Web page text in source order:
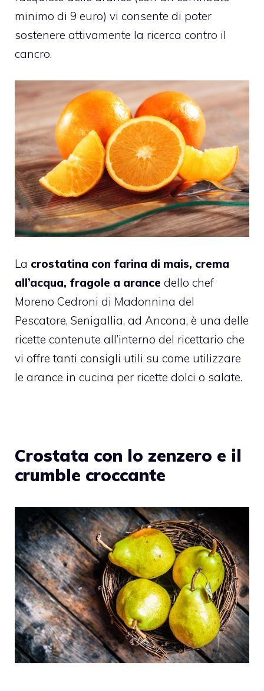
minimo di 9 euro) vi consente di poter
sostenere attivamente la ricerca contro il
cancro.
La crostatina con farina di mais, crema
all’acqua, fragole a arance dello chef
Moreno Cedroni di Madonnina del
Pescatore, Senigallia, ad Ancona, è una delle
ricette contenute all’interno del ricettario che
vi offre tanti consigli utili su come utilizzare
le arance in cucina per ricette dolci o salate.
Crostata con lo zenzero e il
crumble croccante